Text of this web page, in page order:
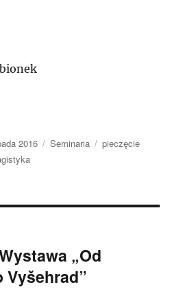
2016 Kategorie
Seminaria Tagi
pieczęcie
„Od
Vyšehrad”